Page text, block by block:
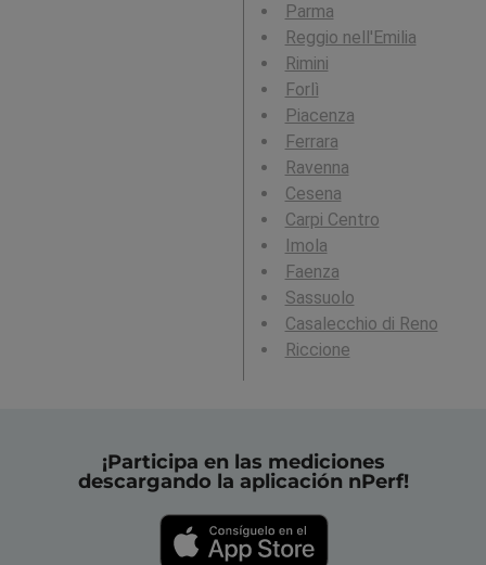
Parma
Reggio nell'Emilia
Rimini
Forlì
Piacenza
Ferrara
Ravenna
Cesena
Carpi Centro
Imola
Faenza
Sassuolo
Casalecchio di Reno
Riccione
¡Participa en las mediciones
descargando la aplicación nPerf!